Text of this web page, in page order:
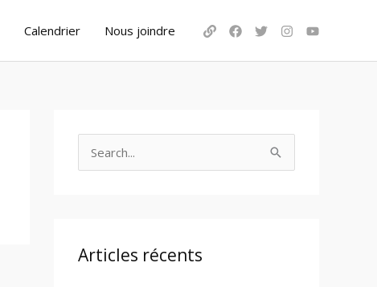
Calendrier Nous joindre
c
Articles récents